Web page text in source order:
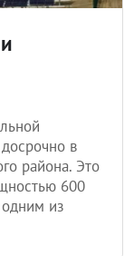
в
района. Это
600
одним из